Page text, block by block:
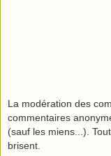
La modération des
commentaires
(sauf les miens...).
brisent.